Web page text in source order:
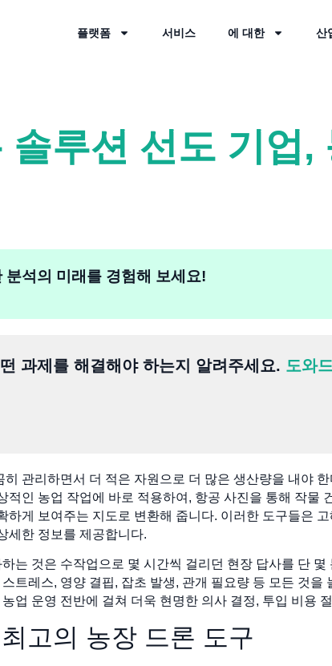
플랫폼 서비스 에 대한 산
솔루션 선도 기업,
석의 미래를 경험해 보세요!
과제를 해결해야 하는지 알려주세요. 도와
관리하면서 더 적은 자원으로 더 많은 생산량을 내야
적인 농업 작업에 바로 적용하여, 항공 사진을 통해 작물
하게 보여주는 지도로 변환해 줍니다. 이러한 도구들은
세한 정보를 제공합니다.
는 것은 수작업으로 몇 시간씩 걸리던 현장 답사를 단
트레스, 영양 결핍, 잡초 발생, 관개 필요량 등 모든 것
업 운영 전반에 걸쳐 더욱 현명한 의사 결정, 투입 비용
고의 농장 드론 도구